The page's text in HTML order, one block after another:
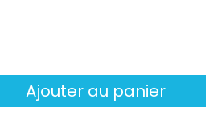
Ajouter au panier